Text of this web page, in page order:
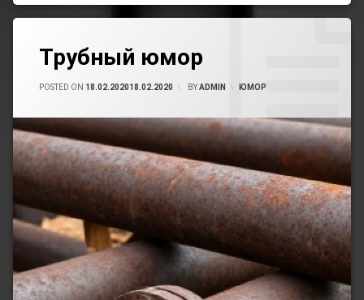
Трубный юмор
POSTED ON 18.02.202018.02.2020 BYADMIN CATEGORIES:
ЮМОР
Юмор
Юмор
Юмор
Сантехников
A
Comment
Трубный